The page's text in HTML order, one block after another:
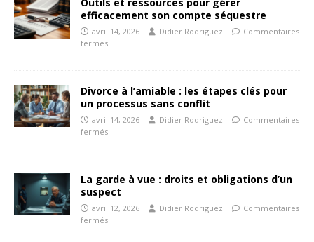
efficacement son compte séquestre
avril 14, 2026 Didier Rodriguez
Commentaires
fermés
Divorce à l’amiable : les étapes clés pour
un processus sans conflit
avril 14, 2026 Didier Rodriguez
Commentaires
fermés
La garde à vue : droits et obligations d’un
suspect
avril 12, 2026 Didier Rodriguez
Commentaires
fermés